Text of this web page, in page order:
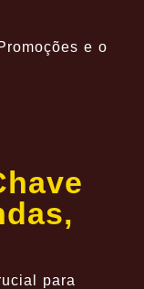
e o
para